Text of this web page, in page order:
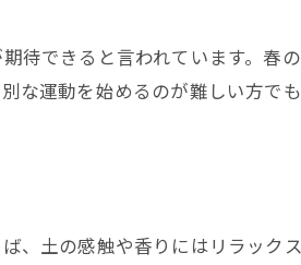
待できると言われています。春
な運動を始めるのが難しい方で
、土の感触や香りにはリラック